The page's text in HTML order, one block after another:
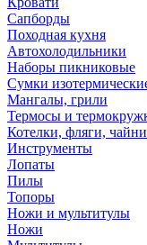
Сапборды
Походная кухня
Автохолодильники
Наборы пикниковые
Сумки
Мангалы, грили
Термосы и
Котелки, фляги,
Инструменты
Лопаты
Пилы
Топоры
Ножи и мультитулы
Ножи